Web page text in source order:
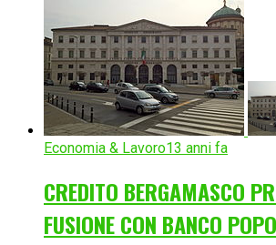
Economia & Lavoro13 anni fa
CREDITO BERGAMASCO
FUSIONE CON BANCO